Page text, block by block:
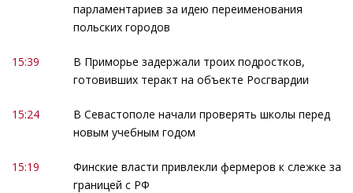
парламентариев за идею переименования
польских городов
15:39
В Приморье задержали троих подростков,
готовивших теракт на объекте Росгвардии
15:24
В Севастополе начали проверять школы перед
новым учебным годом
15:19
Финские власти привлекли фермеров к слежке за
границей с РФ